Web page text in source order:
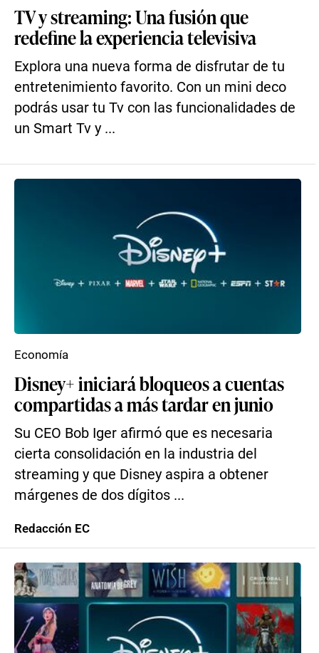
TV y streaming: Una fusión que
redefine la experiencia televisiva
Explora una nueva forma de disfrutar de tu
entretenimiento favorito. Con un mini deco
podrás usar tu Tv con las funcionalidades de
un Smart Tv y ...
Disney+ iniciará bloqueos a cuentas
compartidas a más tardar en junio
Su CEO Bob Iger afirmó que es necesaria
cierta consolidación en la industria del
streaming y que Disney aspira a obtener
márgenes de dos dígitos ...
Economía
Redacción EC